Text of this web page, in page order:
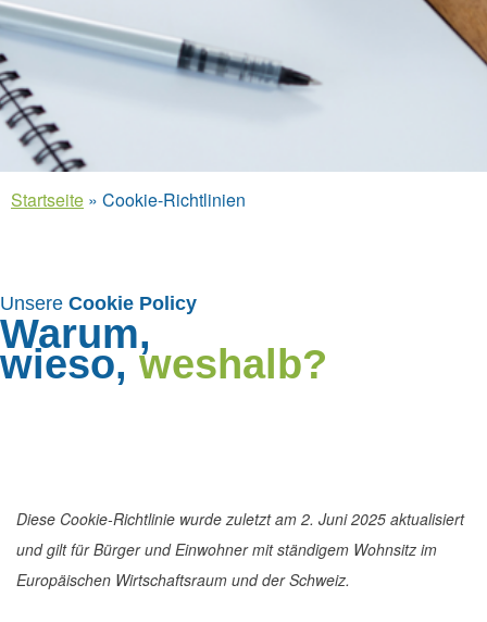
Startseite » Cookie-Richtlinien
Unsere Cookie Policy
Warum,
wieso, weshalb?
Diese Cookie-Richtlinie wurde zuletzt am 2. Juni 2025 aktualisiert
und gilt für Bürger und Einwohner mit ständigem Wohnsitz im
Europäischen Wirtschaftsraum und der Schweiz.